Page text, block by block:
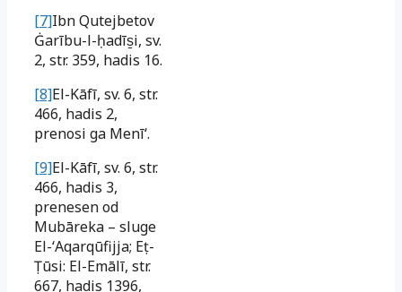
[7]Ibn Qutejbetov
Ġarību-l-ḥadīs̱i, sv.
2, str. 359, hadis 16.
[8]El-Kāfī, sv. 6, str.
466, hadis 2,
prenosi ga Menīʻ.
[9]El-Kāfī, sv. 6, str.
466, hadis 3,
prenesen od
Mubāreka – sluge
El-ʻAqarqūfijja; Eṭ-
Ṭūsi: El-Emālī, str.
667, hadis 1396,